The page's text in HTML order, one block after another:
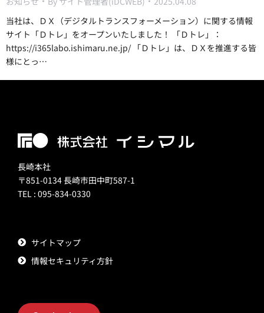
当社は、ＤＸ（デジタルトランスフォーメーション）に関する情報
サイト「Ｄトレ」をオープンいたしました！ 「Ｄトレ」：
https://i365labo.ishimaru.ne.jp/ 「Ｄトレ」は、ＤＸを推進する皆
様にとっ…
長崎本社
〒851-0134 長崎市田中町587-1
TEL : 095-834-0330
サイトマップ
情報セキュリティ方針